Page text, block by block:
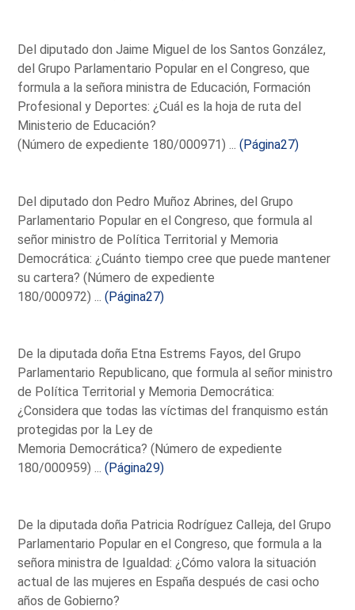
Del diputado don Jaime Miguel de los Santos González,
del Grupo Parlamentario Popular en el Congreso, que
formula a la señora ministra de Educación, Formación
Profesional y Deportes: ¿Cuál es la hoja de ruta del
Ministerio de Educación?
(Número de expediente 180/000971) ...(Página27)
Del diputado don Pedro Muñoz Abrines, del Grupo
Parlamentario Popular en el Congreso, que formula al
señor ministro de Política Territorial y Memoria
Democrática: ¿Cuánto tiempo cree que puede mantener
su cartera? (Número de expediente
180/000972) ...(Página27)
De la diputada doña Etna Estrems Fayos, del Grupo
Parlamentario Republicano, que formula al señor ministro
de Política Territorial y Memoria Democrática:
¿Considera que todas las víctimas del franquismo están
protegidas por la Ley de
Memoria Democrática? (Número de expediente
180/000959) ...(Página29)
De la diputada doña Patricia Rodríguez Calleja, del Grupo
Parlamentario Popular en el Congreso, que formula a la
señora ministra de Igualdad: ¿Cómo valora la situación
actual de las mujeres en España después de casi ocho
años de Gobierno?